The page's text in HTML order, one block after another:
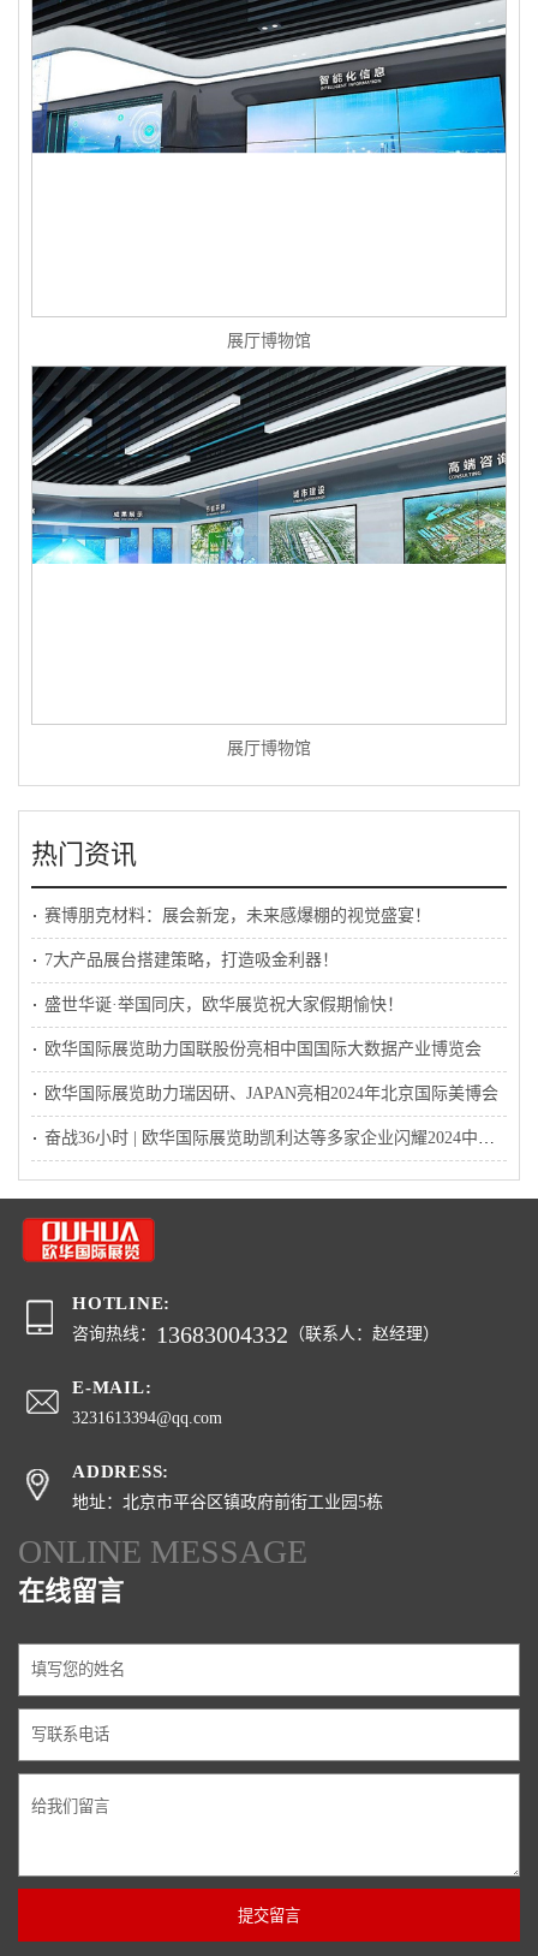
展厅博物馆
展厅博物馆
热门资讯
赛博朋克材料：展会新宠，未来感爆棚的视觉盛宴！
7大产品展台搭建策略，打造吸金利器！
盛世华诞·举国同庆，欧华展览祝大家假期愉快！
欧华国际展览助力国联股份亮相中国国际大数据产业博览会
欧华国际展览助力瑞因研、JAPAN亮相2024年北京国际美博会
HOTLINE:
咨询热线： 13683004332 （联系人：赵经理）
E-MAIL:
3231613394@qq.com
ADDRESS:
地址：北京市平谷区镇政府前街工业园5栋
ONLINE MESSAGE
在线留言
提交留言